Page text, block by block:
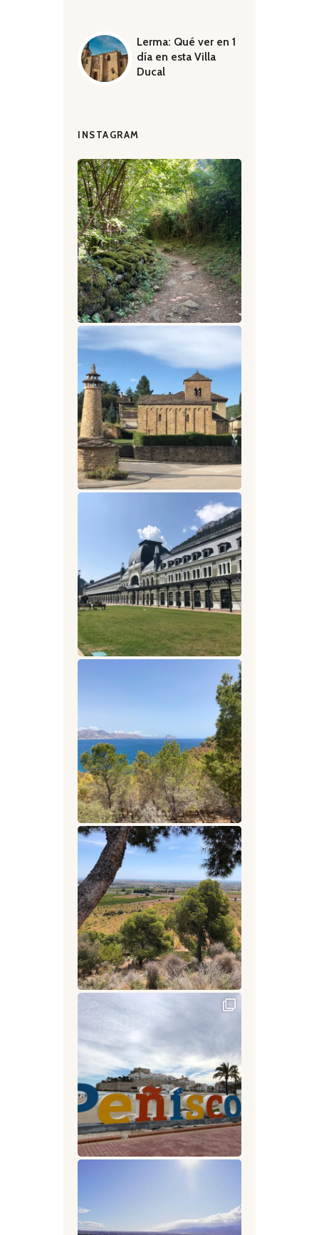
Lerma: Qué ver en 1
día en esta Villa
Ducal
INSTAGRAM